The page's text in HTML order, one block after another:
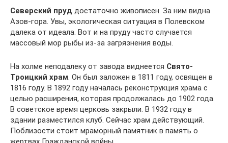
Северский пруд достаточно живописен. За ним видна
Азов-гора. Увы, экологическая ситуация в Полевском
далека от идеала. Вот и на пруду часто случается
массовый мор рыбы из-за загрязнения воды.
На холме неподалеку от завода виднеется Свято-
Троицкий храм. Он был заложен в 1811 году, освящен в
1816 году. В 1892 году началась реконструкция храма с
целью расширения, которая продолжалась до 1902 года.
В советское время церковь закрыли. В 1932 году в
здании разместился клуб. Сейчас храм действующий.
Поблизости стоит мраморный памятник в память о